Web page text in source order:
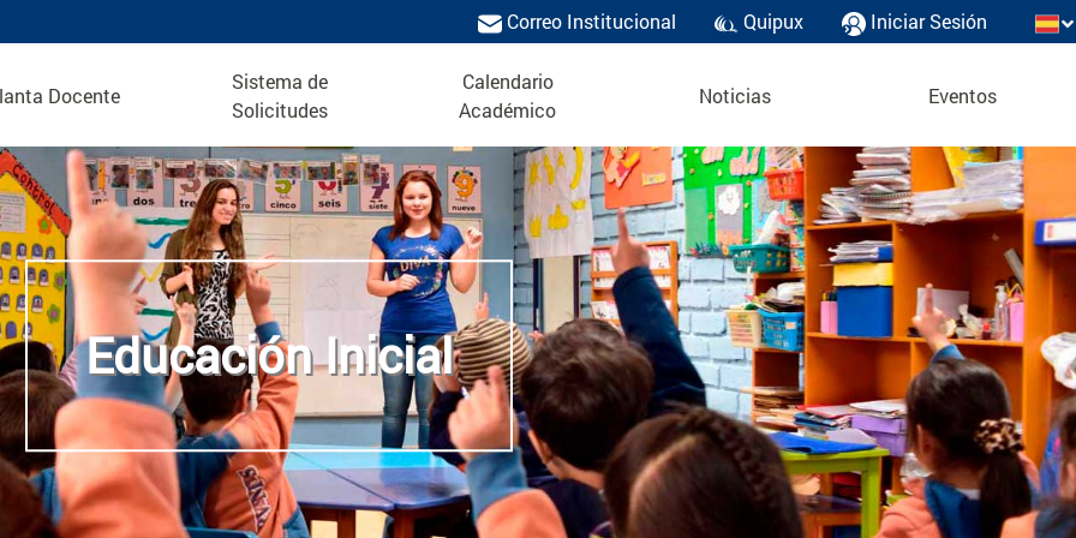
Correo Institucional Quipux Iniciar Sesión
Docente
Sistema de
Solicitudes
Calendario
Académico
Noticias Eventos
Educación Inicial